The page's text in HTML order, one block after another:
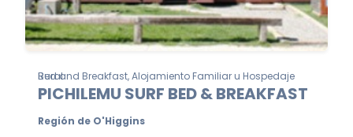
Bed and Breakfast, Alojamiento Familiar u Hospedaje Rural
PICHILEMU SURF BED & BREAKFAST
Región de O'Higgins